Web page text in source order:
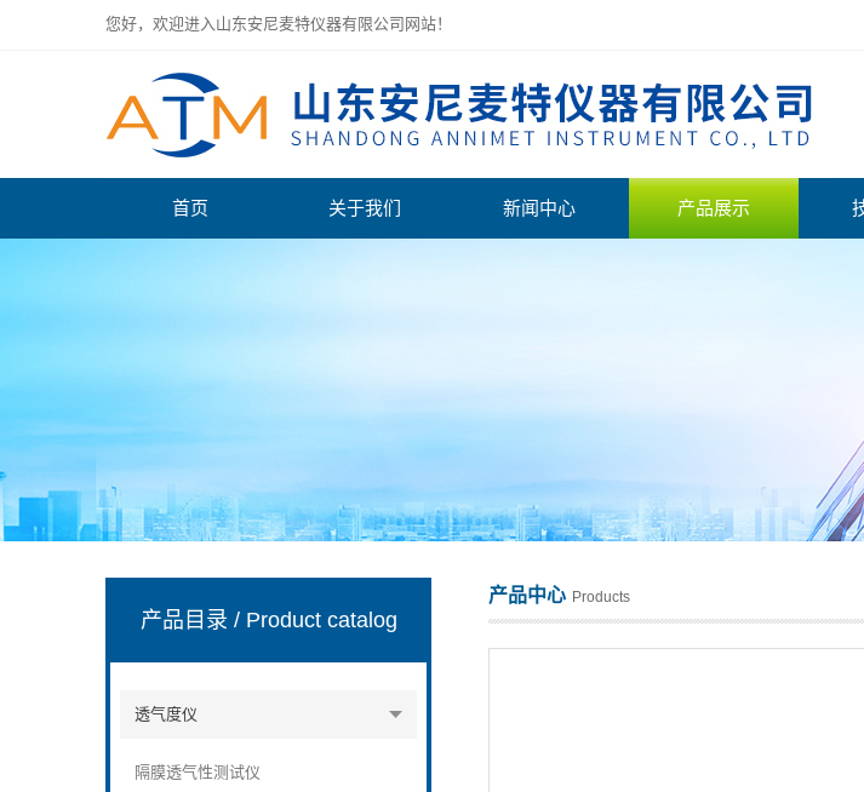
您好，欢迎进入山东安尼麦特仪器有限公司网站！
首页 关于我们 新闻中心 产品展示
产品目录 / Product catalog
透气度仪
隔膜透气性测试仪
产品中心 Products